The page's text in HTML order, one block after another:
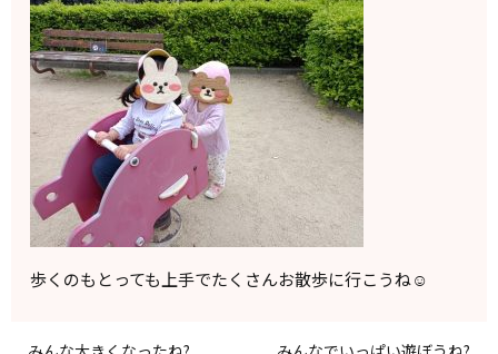
歩くのもとっても上手でたくさんお散歩に行こうね☺️